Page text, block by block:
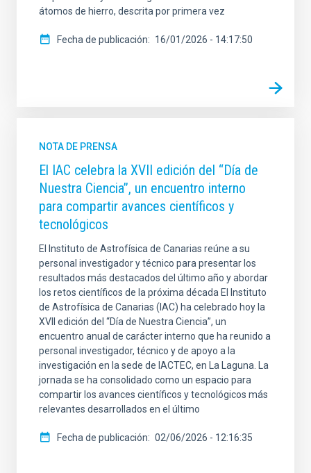
átomos de hierro, descrita por primera vez
Fecha de publicación 16/01/2026 - 14:17:50
NOTA DE PRENSA
El IAC celebra la XVII edición del “Día de
Nuestra Ciencia”, un encuentro interno
para compartir avances científicos y
tecnológicos
El Instituto de Astrofísica de Canarias reúne a su
personal investigador y técnico para presentar los
resultados más destacados del último año y abordar
los retos científicos de la próxima década El Instituto
de Astrofísica de Canarias (IAC) ha celebrado hoy la
XVII edición del “Día de Nuestra Ciencia”, un
encuentro anual de carácter interno que ha reunido a
personal investigador, técnico y de apoyo a la
investigación en la sede de IACTEC, en La Laguna. La
jornada se ha consolidado como un espacio para
compartir los avances científicos y tecnológicos más
relevantes desarrollados en el último
Fecha de publicación 02/06/2026 - 12:16:35